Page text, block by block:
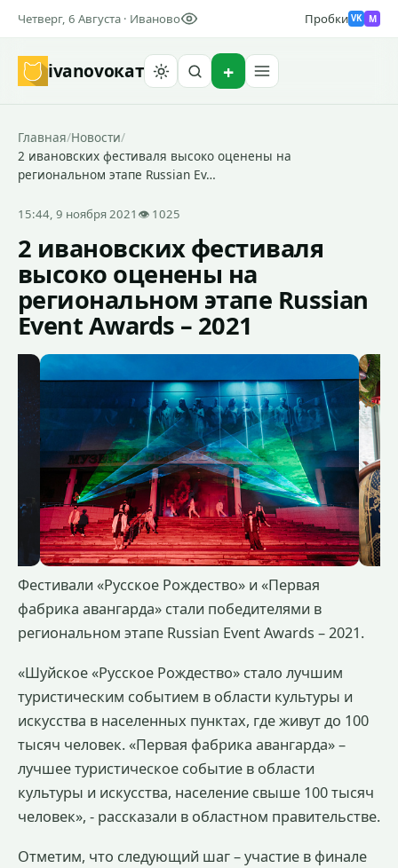
Четверг, 6 Августа · Иваново Пробки VK M
ivanovoкат
Главная/Новости/
2 ивановских фестиваля высоко оценены на
региональном этапе Russian Ev…
15:44, 9 ноября 2021 👁 1025
2 ивановских фестиваля
высоко оценены на
региональном этапе Russian
Event Awards – 2021
Фестивали «Русское Рождество» и «Первая
фабрика авангарда» стали победителями в
региональном этапе Russian Event Awards – 2021.
«Шуйское «Русское Рождество» стало лучшим
туристическим событием в области культуры и
искусства в населенных пунктах, где живут до 100
тысяч человек. «Первая фабрика авангарда» –
лучшее туристическое событие в области
культуры и искусства, население свыше 100 тысяч
человек», - рассказали в областном правительстве.
Отметим, что следующий шаг – участие в финале